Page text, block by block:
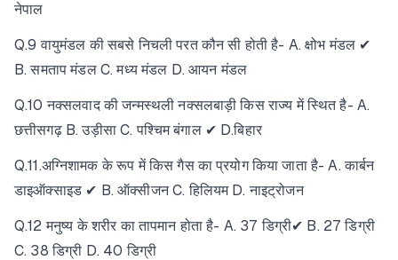
नेपाल
Q.9 वायुमंडल की सबसे निचली परत कौन सी होती है- A. क्षोभ मंडल ✔
B. समताप मंडल C. मध्य मंडल D. आयन मंडल
Q.10 नक्सलवाद की जन्मस्थली नक्सलबाड़ी किस राज्य में स्थित है- A.
छत्तीसगढ़ B. उड़ीसा C. पश्चिम बंगाल ✔ D.बिहार
Q.11.अग्निशामक के रूप में किस गैस का प्रयोग किया जाता है- A. कार्बन
डाइऑक्साइड ✔ B. ऑक्सीजन C. हिलियम D. नाइट्रोजन
Q.12 मनुष्य के शरीर का तापमान होता है- A. 37 डिग्री✔ B. 27 डिग्री
C. 38 डिग्री D. 40 डिग्री